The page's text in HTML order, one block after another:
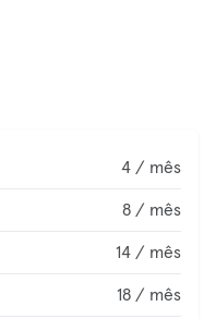
4 / mês
8 / mês
14 / mês
18 / mês